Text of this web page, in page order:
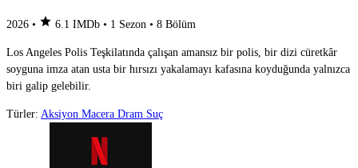
2026 • star 6.1 IMDb • 1 Sezon • 8 Bölüm
Los Angeles Polis Teşkilatında çalışan amansız bir polis, bir dizi cüretkâr
soyguna imza atan usta bir hırsızı yakalamayı kafasına koyduğunda yalnızca
biri galip gelebilir.
Türler: Aksiyon Macera Dram Suç